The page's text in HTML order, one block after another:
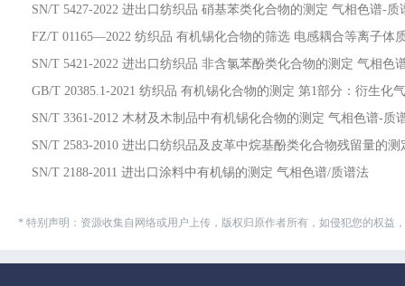
SN/T 5427-2022 进出口纺织品 硝基苯类化合物的测定 气相色谱-质
FZ/T 01165—2022 纺织品 有机锡化合物的筛选 电感耦合等离子体
SN/T 5421-2022 进出口纺织品 非含氯苯酚类化合物的测定 气相色
GB/T 20385.1-2021 纺织品 有机锡化合物的测定 第1部分：衍生化
SN/T 3361-2012 木材及木制品中有机锡化合物的测定 气相色谱-质
SN/T 2583-2010 进出口纺织品及皮革中烷基酚类化合物残留量的
SN/T 2188-2011 进出口涂料中有机锡的测定 气相色谱/质谱法
* 特别声明：资源收集自网络或用户上传，版权归原作者所有，如侵犯您的权益